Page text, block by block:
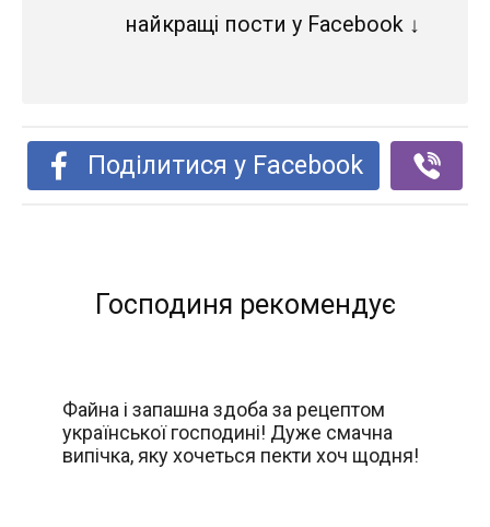
найкращі пости у Facebook ↓
Поділитися у Facebook
Господиня рекомендує
Файна і запашна здоба за рецептом
української господині! Дуже смачна
випічка, яку хочеться пекти хоч щодня!